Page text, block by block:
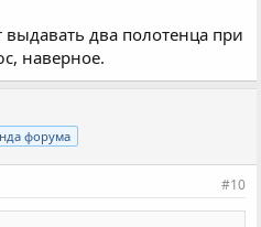
два полотенца при
наверное.
форума
#10